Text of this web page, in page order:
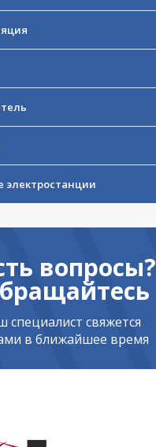
электростанции
вопросы?
специалист свяжется
в ближайшее время